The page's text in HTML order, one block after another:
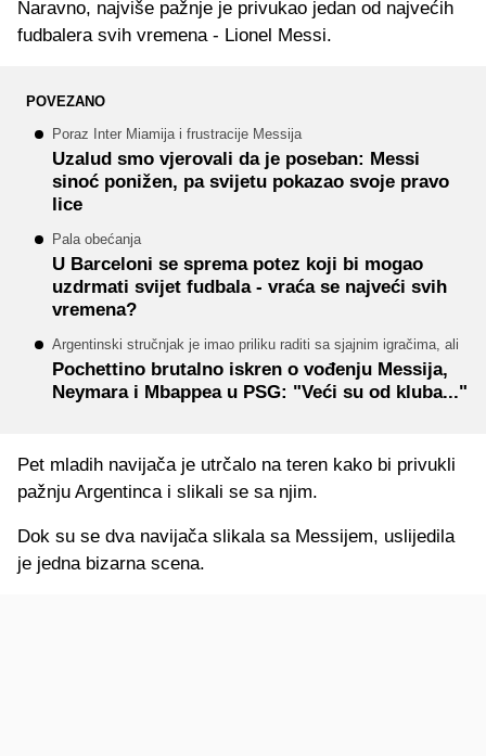
Naravno, najviše pažnje je privukao jedan od najvećih
fudbalera svih vremena - Lionel Messi.
POVEZANO
Poraz Inter Miamija i frustracije Messija
Uzalud smo vjerovali da je poseban: Messi
sinoć ponižen, pa svijetu pokazao svoje pravo
lice
Pala obećanja
U Barceloni se sprema potez koji bi mogao
uzdrmati svijet fudbala - vraća se najveći svih
vremena?
Argentinski stručnjak je imao priliku raditi sa sjajnim igračima, ali
Pochettino brutalno iskren o vođenju Messija,
Neymara i Mbappea u PSG: "Veći su od kluba..."
Pet mladih navijača je utrčalo na teren kako bi privukli
pažnju Argentinca i slikali se sa njim.
Dok su se dva navijača slikala sa Messijem, uslijedila
je jedna bizarna scena.